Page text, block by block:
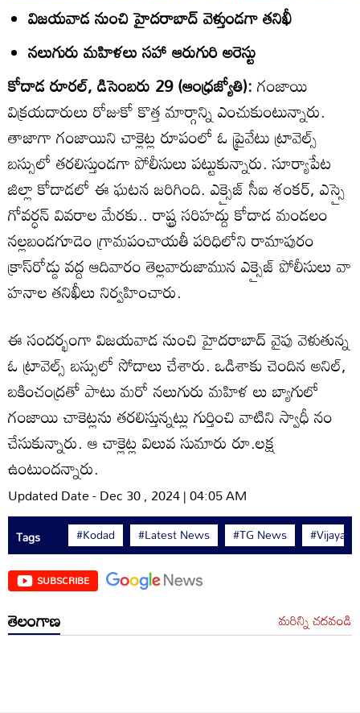
విజయవాడ నుంచి హైదరాబాద్‌ వెళ్తుండగా తనిఖీ
నలుగురు మహిళలు సహా ఆరుగురి అరెస్టు
కోదాడ రూరల్‌, డిసెంబరు 29 (ఆంధ్రజ్యోతి):గంజాయి
విక్రయదారులు రోజుకో కొత్త మార్గాన్ని ఎంచుకుంటున్నారు.
తాజాగా గంజాయిని చాక్లెట్ల రూపంలో ఓ ప్రైవేటు ట్రావెల్స్‌
బస్సులో తరలిస్తుండగా పోలీసులు పట్టుకున్నారు. సూర్యాపేట
జిల్లా కోదాడలో ఈ ఘటన జరిగింది. ఎక్సైజ్‌ సీఐ శంకర్‌, ఎస్సై
గోవర్ధన్‌ వివరాల మేరకు.. రాష్ట్ర సరిహద్దు కోదాడ మండలం
నల్లబండగూడెం గ్రామపంచాయతీ పరిధిలోని రామాపురం
క్రాస్‌రోడ్డు వద్ద ఆదివారం తెల్లవారుజామున ఎక్సైజ్‌ పోలీసులు వా
హనాల తనిఖీలు నిర్వహించారు.
ఈ సందర్భంగా విజయవాడ నుంచి హైదరాబాద్‌ వైపు వెళుతున్న
ఓ ట్రావెల్స్‌ బస్సులో సోదాలు చేశారు. ఒడిశాకు చెందిన అనిల్‌,
బకించంద్రతో పాటు మరో నలుగురు మహిళ లు బ్యాగులో
గంజాయి చాకెట్లను తరలిస్తున్నట్లు గుర్తించి వాటిని స్వాధీ నం
చేసుకున్నారు. ఆ చాక్లెట్ల విలువ సుమారు రూ.లక్ష
ఉంటుందన్నారు.
Updated Date - Dec 30 , 2024 | 04:05 AM
Tags #Kodad #Latest News #TG News
SUBSCRIBE
తెలంగాణ మరిన్ని చదవండి